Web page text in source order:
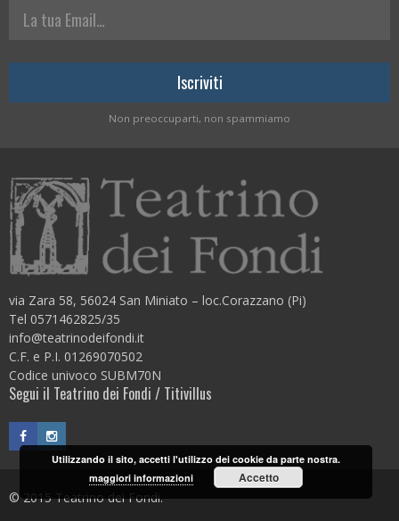
La tua Email
Non preoccuparti, non spammiamo
via Zara 58, 56024 San Miniato – loc.Corazzano (Pi)
Tel 0571462825/35
info@teatrinodeifondi.it
C.F. e P.I. 01269070502
Codice univoco SUBM70N
Segui il Teatrino dei Fondi / Titivillus
© 2015 Teatrino dei Fondi.
Utilizzando il sito, accetti l'utilizzo dei cookie da parte nostra.
maggiori informazioni
Accetto